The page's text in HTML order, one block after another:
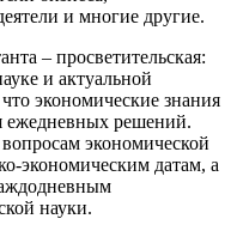
и многие другие.
– просветительская:
и актуальной
экономические знания
ежедневных решений.
экономической
экономическим датам, а
науки.